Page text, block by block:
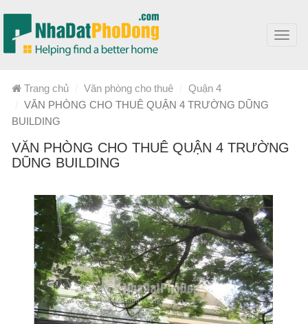
Trang chủ Văn phòng cho thuê
Quận 4
VĂN PHÒNG CHO THUÊ QUẬN 4 TRƯỜNG DŨNG
BUILDING
VĂN PHÒNG CHO THUÊ QUẬN 4 TRƯỜNG
DŨNG BUILDING